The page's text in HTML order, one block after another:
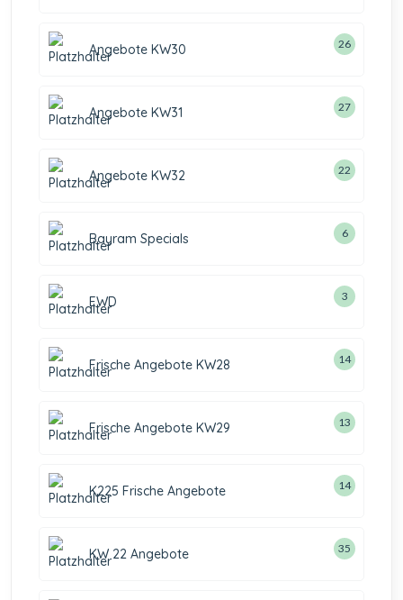
Angebote KW30 26
Angebote KW31 27
Angebote KW32 22
Bayram Specials 6
EWD 3
Frische Angebote KW28 14
Frische Angebote KW29 13
K225 Frische Angebote 14
KW 22 Angebote 35